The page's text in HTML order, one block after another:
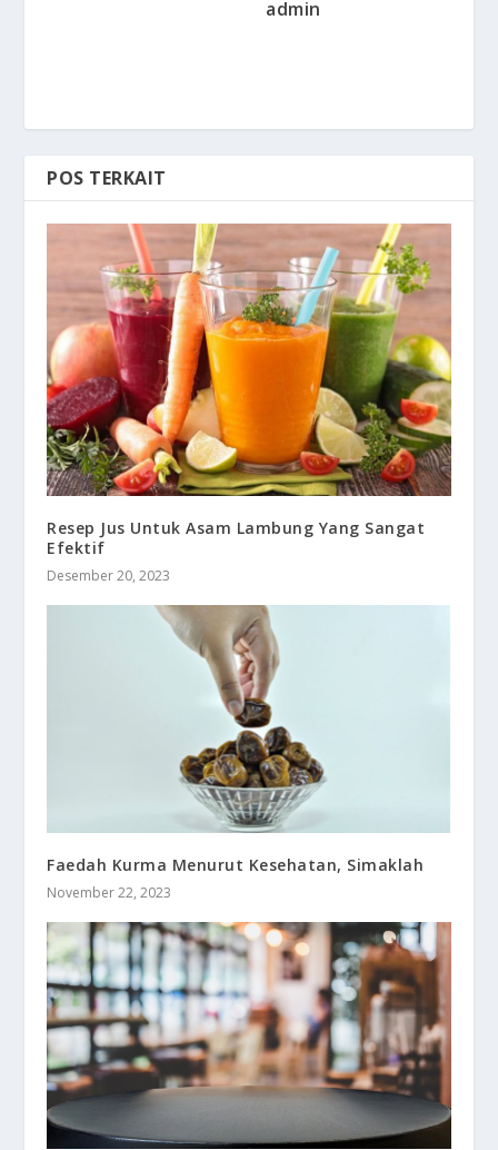
admin
POS TERKAIT
Resep Jus Untuk Asam Lambung Yang Sangat
Efektif
Desember 20, 2023
Faedah Kurma Menurut Kesehatan, Simaklah
November 22, 2023